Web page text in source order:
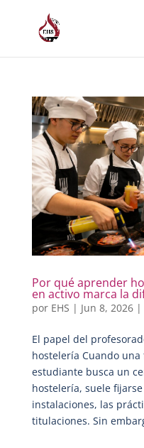
Por qué aprender
en activo marca la
por EHS | Jun 8, 2026|
El papel del
hostelería Cuando
estudiante busca un
hostelería, suele
instalaciones, las
titulaciones. Sin